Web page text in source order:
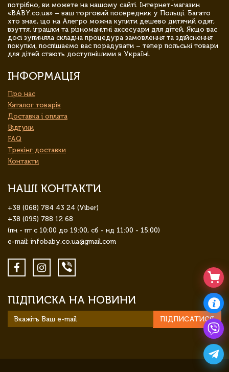
потрібно, ви можете на нашому сайті. Інтернет-магазин
«BABY.co.ua» – ваш торговий посередник у Польщі. Багато
хто знає, що на Алегро можна купити дешево дитячий одяг,
взуття, іграшки та різноманітні аксесуари для дітей. Якщо вас
досі зупиняла складна процедура замовлення та здійснення
покупки, поспішаємо вас порадувати – тепер польські товари
для дітей стають доступнішими в Україні.
ІНФОРМАЦІЯ
Про нас
Каталог товарів
Доставка і оплата
Відгуки
FAQ
Трекінг доставки
Контакти
НАШІ КОНТАКТИ
+38 (068) 784 43 24 (Viber)
+38 (095) 788 12 68
(пн - пт с 10:00 до 19:00, сб - нд 11:00 - 15:00)
e-mail: infobaby.co.ua@gmail.com
ПІДПИСКА НА НОВИНИ
ПІДПИСАТИСЯ